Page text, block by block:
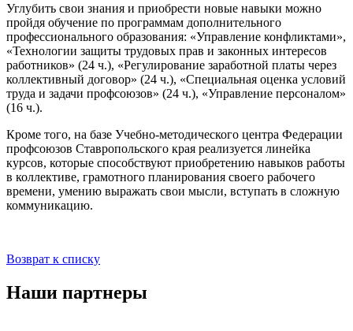
Углубить свои знания и приобрести новые навыки можно
пройдя обучение по программам дополнительного
профессионального образования: «Управление конфликтами»,
«Технологии защиты трудовых прав и законных интересов
работников» (24 ч.), «Регулирование заработной платы через
коллективный договор» (24 ч.), «Специальная оценка условий
труда и задачи профсоюзов» (24 ч.), «Управление персоналом»
(16 ч.).
Кроме того, на базе Учебно-методического центра Федерации
профсоюзов Ставропольского края реализуется линейка
курсов, которые способствуют приобретению навыков работы
в коллективе, грамотного планирования своего рабочего
времени, умению выражать свои мысли, вступать в сложную
коммуникацию.
Возврат к списку
Наши партнеры